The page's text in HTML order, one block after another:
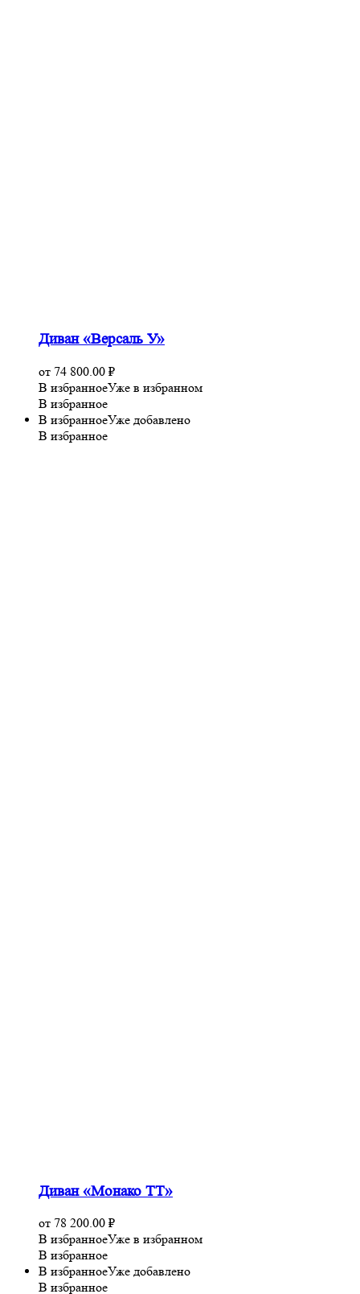
Диван «Версаль У»
от 74 800.00 ₽
В избранноеУже в избранном
В избранное
В избранноеУже добавлено
В избранное
Диван «Монако ТТ»
от 78 200.00 ₽
В избранноеУже в избранном
В избранное
В избранноеУже добавлено
В избранное